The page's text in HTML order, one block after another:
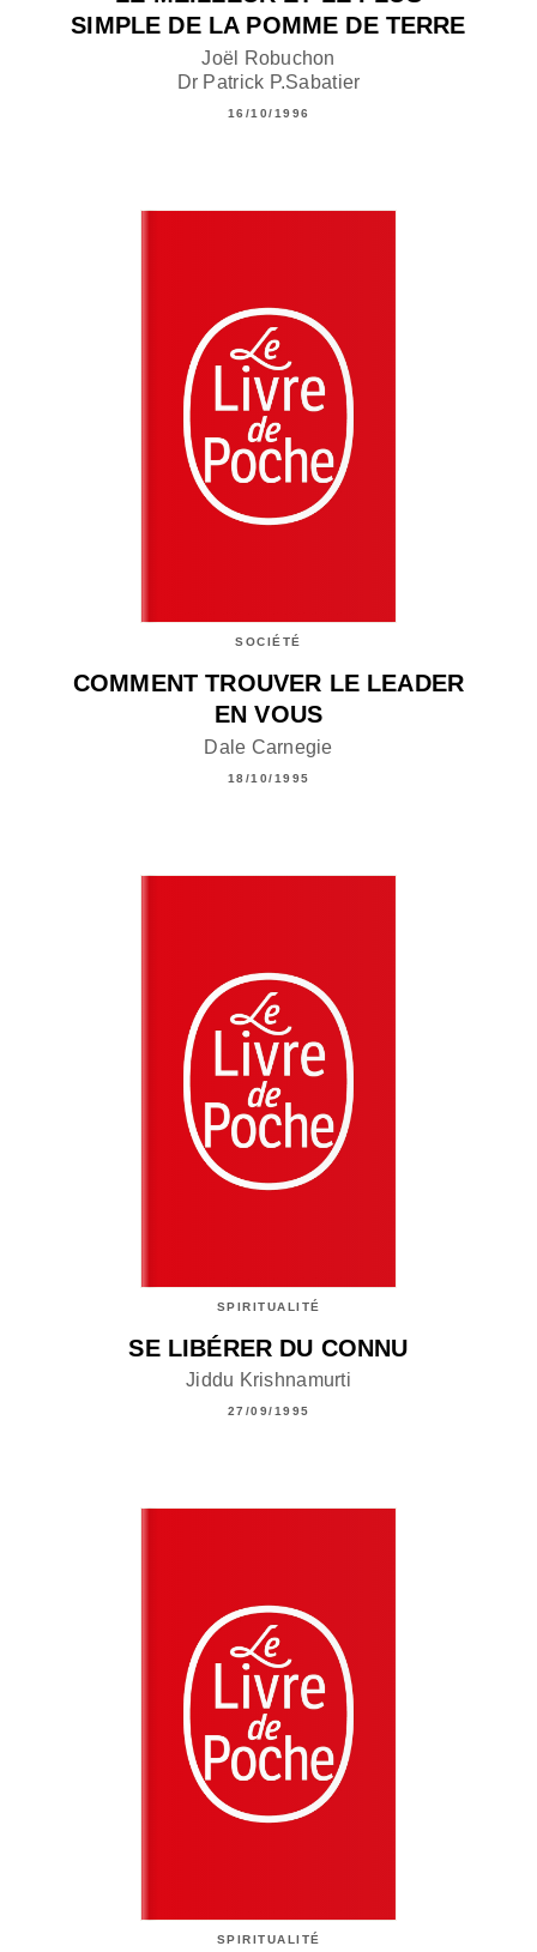
SIMPLE DE LA POMME DE TERRE
Joël Robuchon
Dr Patrick P.Sabatier
16/10/1996
SOCIÉTÉ
COMMENT TROUVER LE LEADER
EN VOUS
Dale Carnegie
18/10/1995
SPIRITUALITÉ
SE LIBÉRER DU CONNU
Jiddu Krishnamurti
27/09/1995
SPIRITUALITÉ